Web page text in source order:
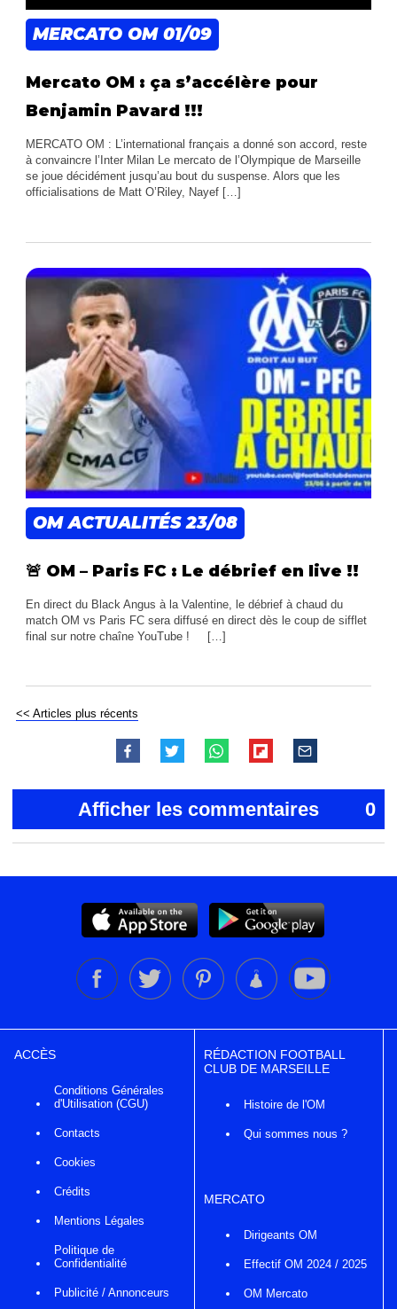
MERCATO OM01/09
Mercato OM : ça s’accélère pour
Benjamin Pavard !!!
MERCATO OM : L’international français a donné son accord, reste
à convaincre l’Inter Milan Le mercato de l’Olympique de Marseille
se joue décidément jusqu’au bout du suspense. Alors que les
officialisations de Matt O’Riley, Nayef […]
OM ACTUALITÉS23/08
🚨 OM – Paris FC : Le débrief en live !!
En direct du Black Angus à la Valentine, le débrief à chaud du
match OM vs Paris FC sera diffusé en direct dès le coup de sifflet
final sur notre chaîne YouTube ! […]
<< Articles plus récents
Afficher les commentaires 0
ACCÈS
Conditions Générales
d'Utilisation (CGU)
Contacts
Cookies
Crédits
Mentions Légales
Politique de
Confidentialité
Publicité / Annonceurs
RÉDACTION FOOTBALL
CLUB DE MARSEILLE
Histoire de l'OM
Qui sommes nous ?
MERCATO
Dirigeants OM
Effectif OM 2024 / 2025
OM Mercato